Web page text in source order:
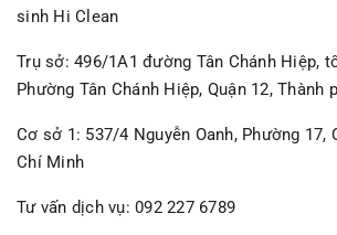
sinh Hi Clean
Trụ sở: 496/1A1 đường Tân Chánh Hiệp,
Phường Tân Chánh Hiệp, Quận 12, Thành
Cơ sở 1: 537/4 Nguyễn Oanh, Phường 17,
Chí Minh
Tư vấn dịch vụ: 092 227 6789